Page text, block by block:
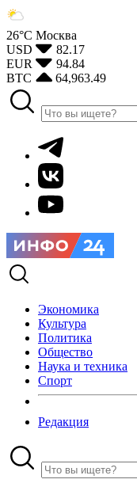
26°С Москва
USD
82.17
EUR
94.84
BTC
64,963.49
Экономика
Культура
Политика
Общество
Наука и техника
Спорт
Редакция